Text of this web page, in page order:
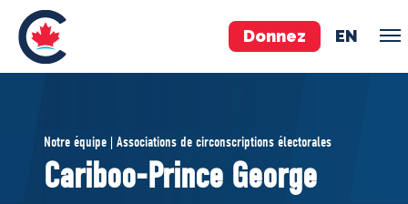
Donnez EN
ÉQUIPE
Pierre Poilievre
Vos députés conservateurs
Notre équipe | Associations de circonscriptions électorales
Cariboo-Prince George